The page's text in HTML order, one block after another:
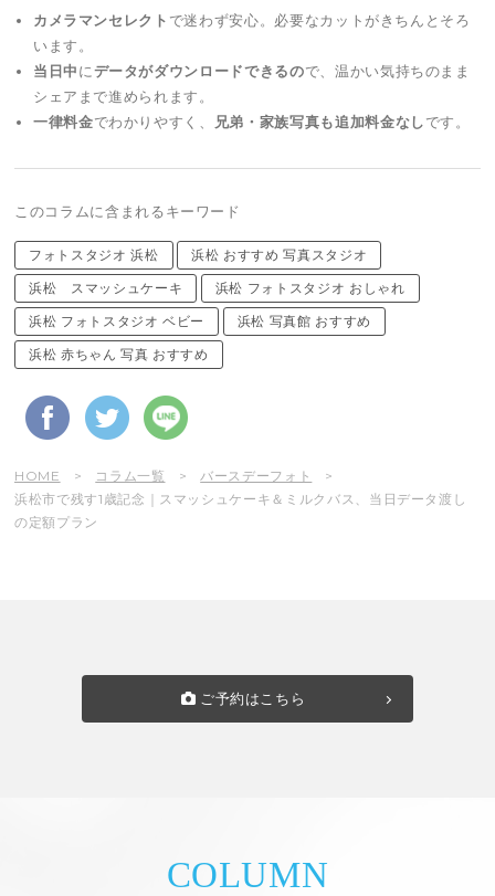
カメラマンセレクト で迷わず安心。必要なカットがきちんとそろ
います。
当日中にデータがダウンロードできるので、温かい気持ちのまま
シェアまで進められます。
一律料金でわかりやすく、 兄弟・家族写真も追加料金なしです。
このコラムに含まれるキーワード
フォトスタジオ 浜松
浜松 おすすめ 写真スタジオ
浜松 スマッシュケーキ
浜松 フォトスタジオ おしゃれ
浜松 フォトスタジオ ベビー
浜松 写真館 おすすめ
浜松 赤ちゃん 写真 おすすめ
HOME コラム一覧
バースデーフォト
浜松市で残す1歳記念｜スマッシュケーキ＆ミルクバス、当日データ渡し
の定額プラン
ご予約はこちら
COLUMN